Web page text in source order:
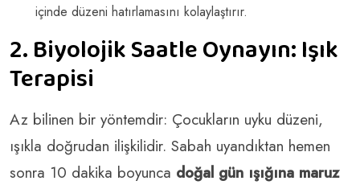
içinde düzeni hatırlamasını kolaylaştırır.
2. Biyolojik Saatle Oynayın: Işık
Terapisi
Az bilinen bir yöntemdir: Çocukların uyku düzeni,
ışıkla doğrudan ilişkilidir. Sabah uyandıktan hemen
sonra 10 dakika boyunca doğal gün ışığına maruz